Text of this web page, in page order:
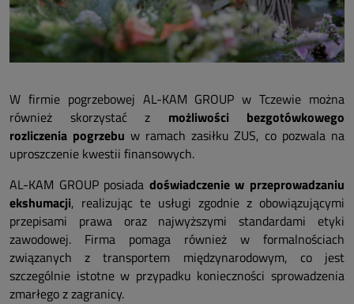
W firmie pogrzebowej AL-KAM GROUP w Tczewie można
również skorzystać z możliwości bezgotówkowego
rozliczenia pogrzebu w ramach zasiłku ZUS, co pozwala na
uproszczenie kwestii finansowych.
AL-KAM GROUP posiada doświadczenie w przeprowadzaniu
ekshumacji, realizując te usługi zgodnie z obowiązującymi
przepisami prawa oraz najwyższymi standardami etyki
zawodowej. Firma pomaga również w formalnościach
związanych z transportem międzynarodowym, co jest
szczególnie istotne w przypadku konieczności sprowadzenia
zmarłego z zagranicy.